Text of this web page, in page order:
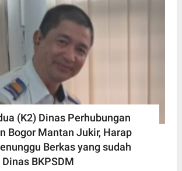
(K2) Dinas Perhubungan
Bogor Mantan Jukir, Harap
Berkas yang sudah
BKPSDM